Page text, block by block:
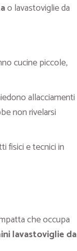
o lavastoviglie da
cucine piccole,
allacciamenti
non rivelarsi
fisici e tecnici in
che occupa
lavastoviglie da